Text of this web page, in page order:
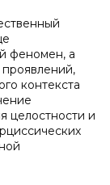
феномен, а
контекста
целостности и